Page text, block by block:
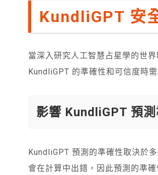
KundliGPT 安
當深入研究人工智慧占星學的世
KundliGPT 的準確性和可信度時
影響 KundliGPT 預
KundliGPT 預測的準確性取決於
會在計算中出錯，因此預測的準